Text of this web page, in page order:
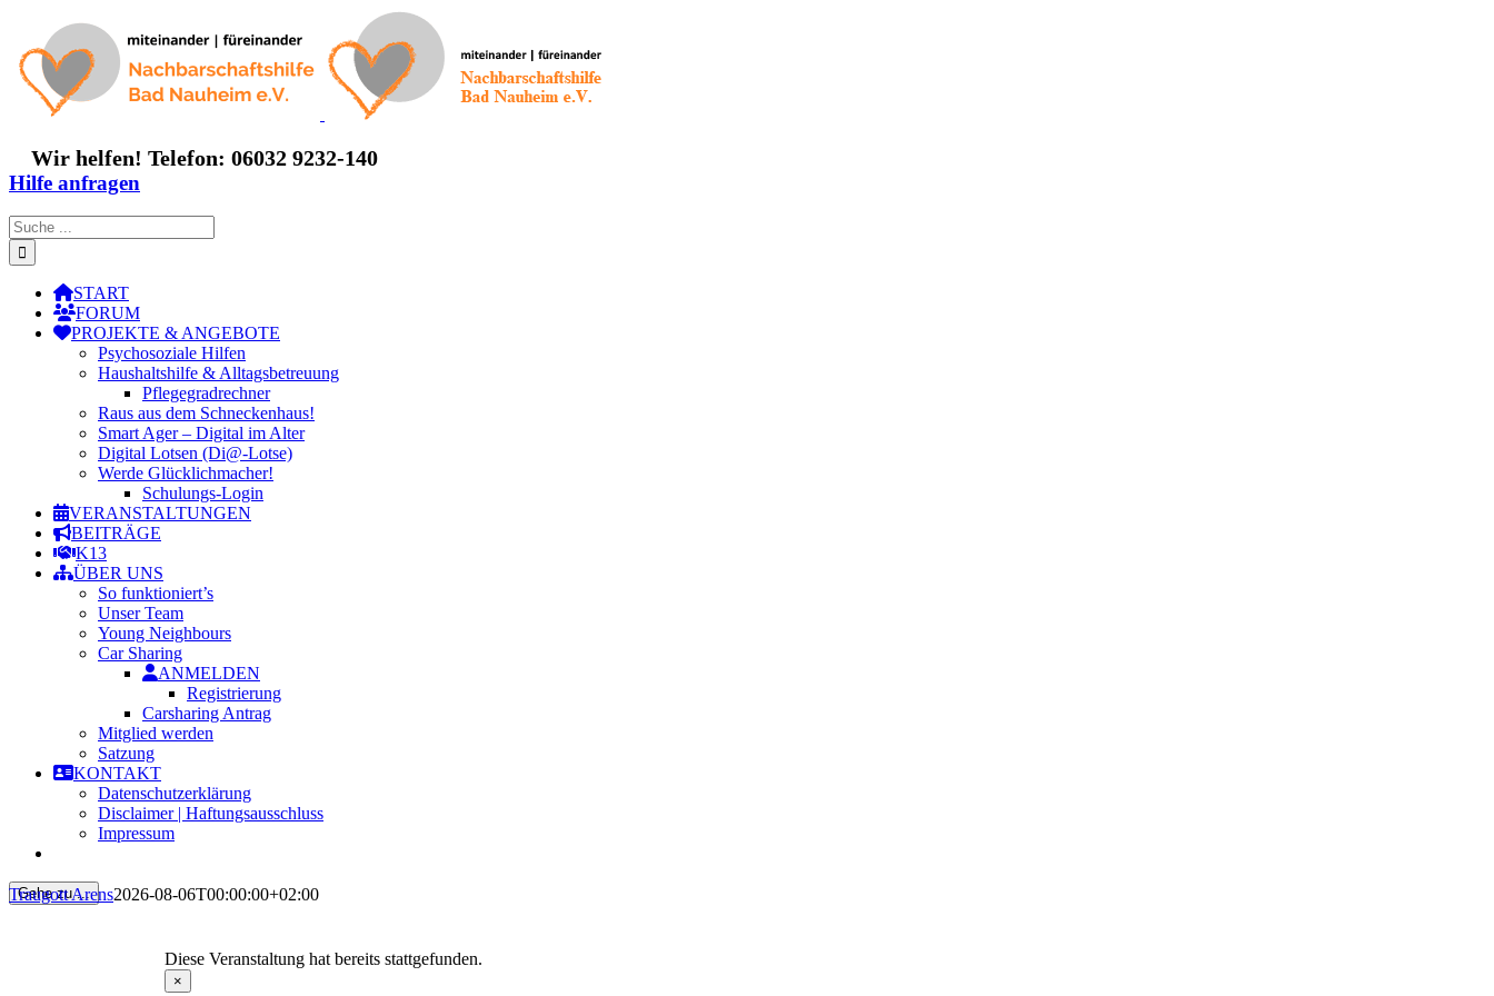
springen
Wir helfen! Telefon: 06032 9232-140
Hilfe anfragen
Suche
nach:
START
FORUM
PROJEKTE & ANGEBOTE
Psychosoziale Hilfen
Haushaltshilfe & Alltagsbetreuung
Pflegegradrechner
Raus aus dem Schneckenhaus!
Smart Ager – Digital im Alter
Digital Lotsen (Di@-Lotse)
Werde Glücklichmacher!
Schulungs-Login
VERANSTALTUNGEN
BEITRÄGE
K13
ÜBER UNS
So funktioniert’s
Unser Team
Young Neighbours
Car Sharing
ANMELDEN
Registrierung
Carsharing Antrag
Mitglied werden
Satzung
KONTAKT
Datenschutzerklärung
Disclaimer | Haftungsausschluss
Impressum
Gehe zu ...
Traugott Arens2026-08-06T00:00:00+02:00
Diese Veranstaltung hat bereits stattgefunden.
×